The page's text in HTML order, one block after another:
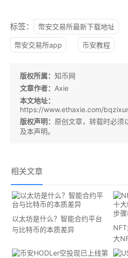
标签： 幣安交易所最新下载地址
幣安交易所app 币安教程
版权所属： 知币网
文章作者： Axie
本文地址：
https://www.ethaxie.com/
版权声明： 原创文章，转载时必须
及本声明。
相关文章
以太坊是什么？智能合约平台
与比特币的本质差异
大
骤